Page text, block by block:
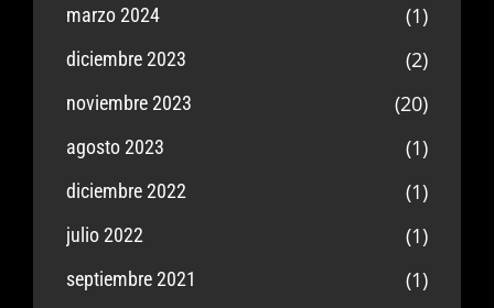
marzo 2024 (1)
diciembre 2023 (2)
noviembre 2023 (20)
agosto 2023 (1)
diciembre 2022 (1)
julio 2022 (1)
septiembre 2021 (1)